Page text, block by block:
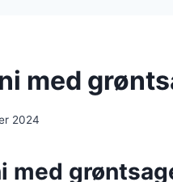
med
2024
med